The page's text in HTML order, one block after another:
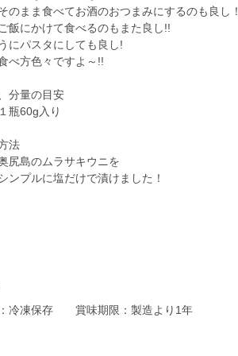
食べてお酒のおつまみにするのも良し！
けて食べるのもまた良し!!
タにしても良し!
色々ですよ～!!
分量の目安
入り
法
のムラサキウニを
に塩だけで漬けました！
冷凍保存 賞味期限：製造より1年